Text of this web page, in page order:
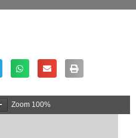
Zoom 100%